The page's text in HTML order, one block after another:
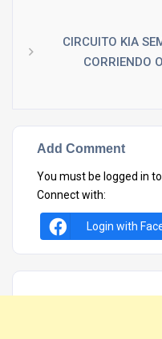
CIRCUITO KIA
CORRIENDO
Add Comment
You must be logged in
Connect with:
Login with